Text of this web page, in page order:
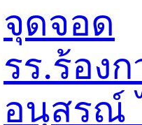
จุดจอด
รร.ร้องก
อนุสรณ์